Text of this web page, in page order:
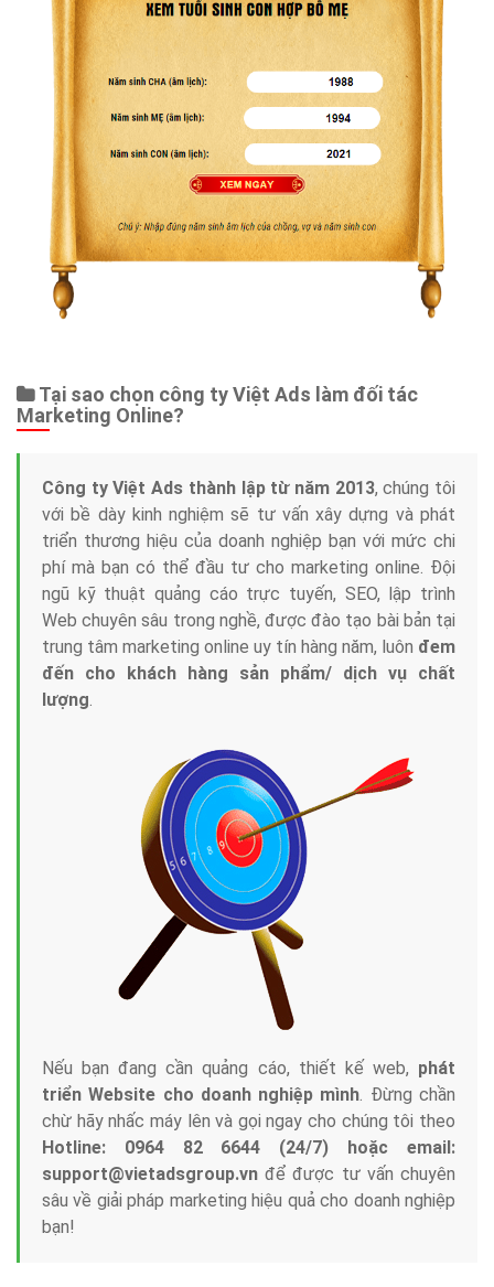
Tại sao chọn công ty Việt Ads làm đối tác
Marketing Online?
Công ty Việt Ads thành lập từ năm 2013, chúng tôi
với bề dày kinh nghiệm sẽ tư vấn xây dựng và phát
triển thương hiệu của doanh nghiệp bạn với mức chi
phí mà bạn có thể đầu tư cho marketing online. Đội
ngũ kỹ thuật quảng cáo trực tuyến, SEO, lập trình
Web chuyên sâu trong nghề, được đào tạo bài bản tại
trung tâm marketing online uy tín hàng năm, luôn đem
đến cho khách hàng sản phẩm/ dịch vụ chất
lượng.
Nếu bạn đang cần quảng cáo, thiết kế web, phát
triển Website cho doanh nghiệp mình. Đừng chần
chừ hãy nhấc máy lên và gọi ngay cho chúng tôi theo
Hotline: 0964 82 6644 (24/7) hoặc email:
support@vietadsgroup.vn để được tư vấn chuyên
sâu về giải pháp marketing hiệu quả cho doanh nghiệp
bạn!